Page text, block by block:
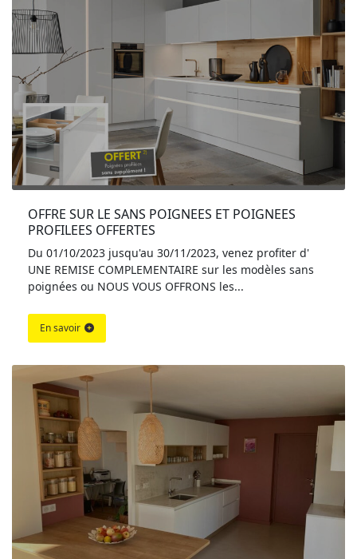
OFFRE SUR LE SANS POIGNEES ET POIGNEES
PROFILEES OFFERTES
Du 01/10/2023 jusqu'au 30/11/2023, venez profiter d'
UNE REMISE COMPLEMENTAIRE sur les modèles sans
poignées ou NOUS VOUS OFFRONS les...
En savoir